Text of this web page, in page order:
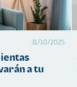
31/10/2025
a tu